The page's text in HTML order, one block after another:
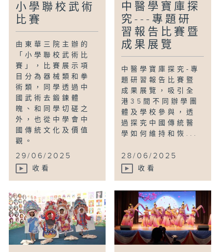
小學聯校武術
比賽
由東華三院主辦的
「小學聯校武術比
賽」，比賽展示項
目分為器械類和拳
術類，同學透過中
國武術去鍛鍊體
魄、和同學切磋之
外，也從中學會中
國傳統文化及價值
觀。
29/06/2025
收看
中醫學寶庫探
究---專題研
習報告比賽暨
成果展覽
中醫學寶庫探究-專
題研習報告比賽暨
成果展覽，吸引全
港35間不同辦學團
體及學校參與，透
過探究中國傳統醫
學如何維持和恢...
28/06/2025
收看